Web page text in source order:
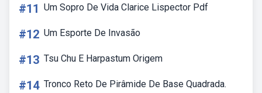
#11 Um Sopro De Vida Clarice Lispector Pdf
#12 Um Esporte De Invasão
#13 Tsu Chu E Harpastum Origem
#14 Tronco Reto De Pirâmide De Base Quadrada.